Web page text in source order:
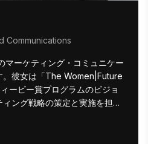
Communications
マーケティング・コミュニケー
。彼女は「The Women|Future
ービー賞プログラムのビジョ
ング戦略の策定と実施を担当
ス、展示会、イベントのマー